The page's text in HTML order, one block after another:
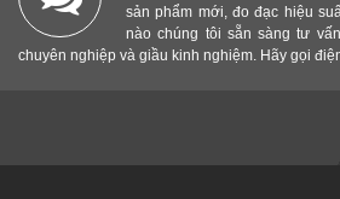
sản phẩm mới, đo đạc hiệu
nào chúng tôi sẵn sàng tư
chuyên nghiệp và giầu kinh nghiệm. Hãy gọi